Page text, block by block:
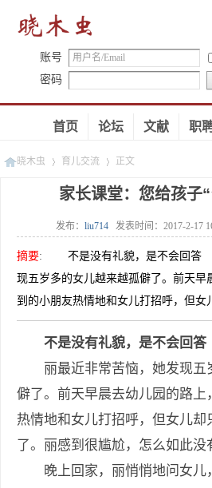
账号
密码
首页 论坛 文献 职
晓木虫 育儿交流
»
正文
家长课堂：您给孩子“
发布： liu714 发表时间： 2017-2-17
摘要:
不是没有礼貌，是不会回答
现五岁多的女儿越来越孤僻了。前天早
到的小朋友热情地和女儿打招呼，但女
不是没有礼貌，是不会回答
丽最近非常苦恼，她发现五
僻了。前天早晨去幼儿园的路上
热情地和女儿打招呼，但女儿却
了。丽感到很尴尬，怎么如此没
晚上回家，丽悄悄地问女儿